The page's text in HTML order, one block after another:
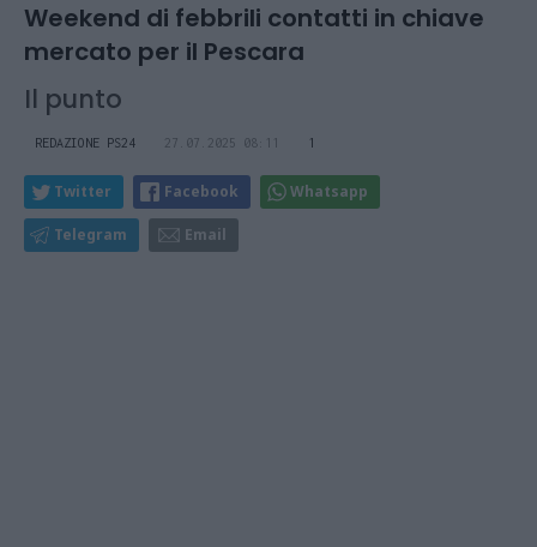
Weekend di febbrili contatti in chiave
mercato per il Pescara
Il punto
REDAZIONE PS24 27.07.2025 08:11 1
Twitter Facebook Whatsapp
Telegram Email